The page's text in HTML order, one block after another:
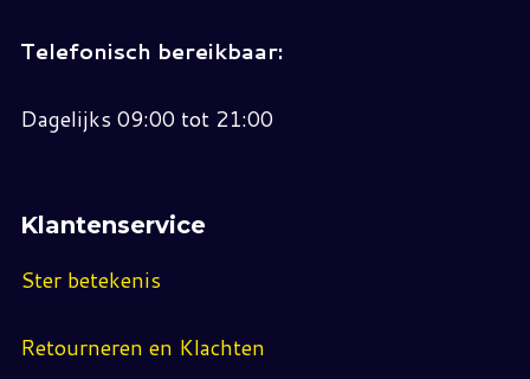
Telefonisch bereikbaar:
Dagelijks 09:00 tot 21:00
Klantenservice
Ster betekenis
Retourneren en Klachten